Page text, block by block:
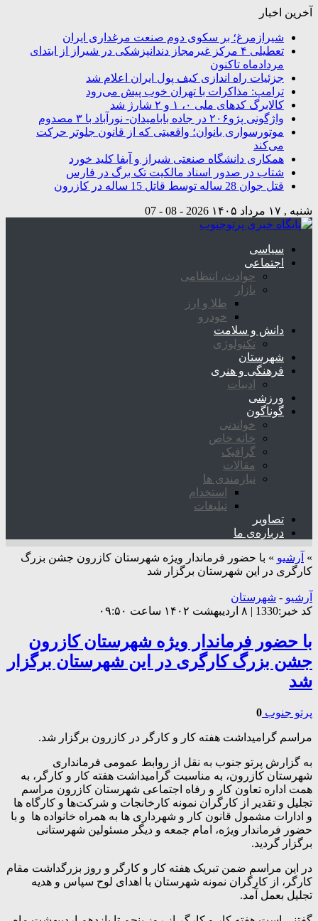
آخرین اخبار
شیرازمرغ؛ بر سکوی دوم صنعت مرغداری ایران
تعطیلی ۴ مرکز غیرمجاز دندانپزشکی در شیراز از ابتدای
مردادماه تاکنون
جزئیات راه اندازی کیف پول ایران اعلام شد
ترامپ: مذاکرات با تهران خوب پیش می‌رود
کالابرگ کدهای ملی ۰، ۱ و ۲ شارژ شد
واژگونی پژو۲۰۶ در جاده بابامیدان- نورآباد با ۳ مصدوم
موتورسواری بانوان؛ واقعیتی که از قانون جلوتر حرکت
می‌کند
همکاری دانشگاه صنعتی شیراز و آبفا کلید خورد
شتاب در صدور اسناد مالکیت تک برگ در فارس
قتل جوان 28 ساله توسط قاتل 15 ساله در کازرون
شنبه , ۱۷ مرداد ۱۴۰۵ 2026 - 08 - 07
سیاسی
اجتماعی
حوادث، انتظامی
بازار
طلا و ارز
خودرو
دانش و سلامت
تکنولوژی
شهرستان
فرهنگی و هنری
ادبیات
ورزشی
گوناگون
خواندنی
خانه خاص
گرافیک
مقالات
نیازمندی ها
استخدام
تبلیغات
تصاویر
درباره‌ی ما
» آرشیو » با حضور فرماندار ویژه شهرستان کازرون جشن بزرگ
کارگری در این شهرستان برگزار شد
آرشیو - شهرستان
کد خبر:1330 | ۸ اردیبهشت ۱۴۰۲ ساعت ۰۹:۵۰
با حضور فرماندار ویژه شهرستان کازرون
جشن بزرگ کارگری در این شهرستان برگزار
شد
پرتو جنوب 0
مراسم گرامیداشت هفته کار و کارگر در کازرون برگزار شد.
به گزارش پرتو جنوب به نقل از روابط عمومی فرمانداری
شهرستان کازرون، به مناسبت گرامیداشت هفته کار و کارگر، به
همت اداره تعاون کار و رفاه اجتماعی شهرستان کازرون مراسم
تجلیل و تقدیر از کارگران نمونه کارخانجات و شرکت‌ها و کارگاه ها
و ادارات مشمول قانون کار و شهرداری ها به همراه خانواده ها و با
حضور فرماندار ویژه، امام جمعه و دیگر مسئولین شهرستانی
برگزار گردید.
در این مراسم ضمن تبریک هفته کار و کارگر و روز بزرگداشت مقام
کارگر، از کارگران نمونه شهرستان با اهدای لوح سپاس و هدیه
تجلیل بعمل آمد.